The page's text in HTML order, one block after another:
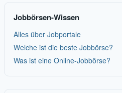
Jobbörsen-Wissen
Alles über Jobportale
Welche ist die beste Jobbörse?
Was ist eine Online-Jobbörse?